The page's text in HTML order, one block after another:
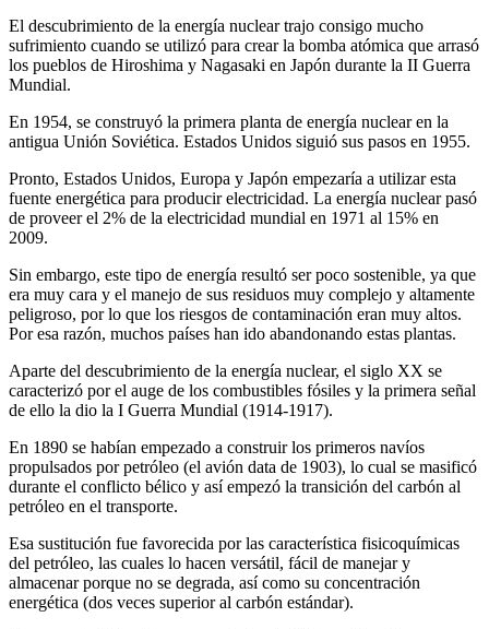
El descubrimiento de la energía nuclear trajo consigo mucho
sufrimiento cuando se utilizó para crear la bomba atómica que arrasó
los pueblos de Hiroshima y Nagasaki en Japón durante la II Guerra
Mundial.
En 1954, se construyó la primera planta de energía nuclear en la
antigua Unión Soviética. Estados Unidos siguió sus pasos en 1955.
Pronto, Estados Unidos, Europa y Japón empezaría a utilizar esta
fuente energética para producir electricidad. La energía nuclear pasó
de proveer el 2% de la electricidad mundial en 1971 al 15% en
2009.
Sin embargo, este tipo de energía resultó ser poco sostenible, ya que
era muy cara y el manejo de sus residuos muy complejo y altamente
peligroso, por lo que los riesgos de contaminación eran muy altos.
Por esa razón, muchos países han ido abandonando estas plantas.
Aparte del descubrimiento de la energía nuclear, el siglo XX se
caracterizó por el auge de los combustibles fósiles y la primera señal
de ello la dio la I Guerra Mundial (1914-1917).
En 1890 se habían empezado a construir los primeros navíos
propulsados por petróleo (el avión data de 1903), lo cual se masificó
durante el conflicto bélico y así empezó la transición del carbón al
petróleo en el transporte.
Esa sustitución fue favorecida por las característica fisicoquímicas
del petróleo, las cuales lo hacen versátil, fácil de manejar y
almacenar porque no se degrada, así como su concentración
energética (dos veces superior al carbón estándar).